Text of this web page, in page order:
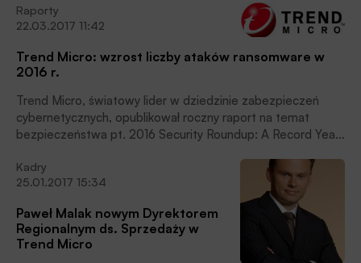
siebie i swoich klientów przed tym zjawiskiem? Jakie są
sposoby – czy tylko edukacja użytkowników?
Raporty
22.03.2017 11:42
Trend Micro: wzrost liczby ataków ransomware w
2016 r.
Trend Micro, światowy lider w dziedzinie zabezpieczeń
cybernetycznych, opublikował roczny raport na temat
bezpieczeństwa pt. 2016 Security Roundup: A Record Year
wymuszeń online – odnotowano rekordową liczbę takich
zagrożeń. Wykryto ponad miliard ataków typu ransomware
na całym świecie. Liczba tych nadużyć w Polsce to 4%
wszystkich ataków dla regionu EMEA.
Kadry
25.01.2017 15:34
Paweł Malak nowym Dyrektorem
Regionalnym ds. Sprzedaży w
Trend Micro